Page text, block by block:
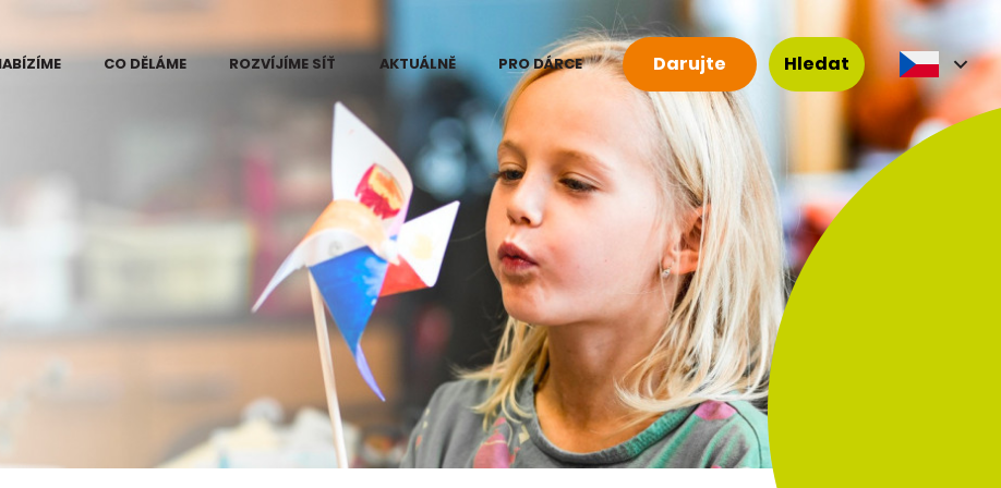
pilotního
Eduzměna
informace
CO DĚLÁME
Kde vidíme problém
Projekt Eduzměna
Co děláme na
Kutnohorsku
Šumpersko-
Zábřežsku
Měníme postoj ke
Koordinace dárců
ROZVÍJÍME SÍŤ AKTUÁLNĚ PRO DÁRCE Darujte Hledat